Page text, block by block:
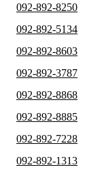
092-892-8250
092-892-5134
092-892-8603
092-892-3787
092-892-8868
092-892-8885
092-892-7228
092-892-1313